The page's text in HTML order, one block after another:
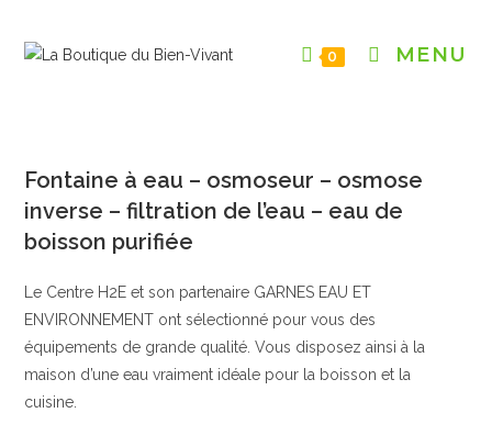
0 MENU
Fontaine à eau – osmoseur – osmose
inverse – filtration de l’eau – eau de
boisson purifiée
Le Centre H2E et son partenaire GARNES EAU ET
ENVIRONNEMENT ont sélectionné pour vous des
équipements de grande qualité. Vous disposez ainsi à la
maison d’une eau vraiment idéale pour la boisson et la
cuisine.